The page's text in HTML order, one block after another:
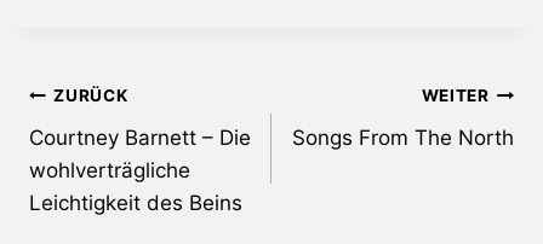
Beitragsnavigation
ZURÜCK
Courtney Barnett – Die
wohlverträgliche
Leichtigkeit des Beins
WEITER
Songs From The North